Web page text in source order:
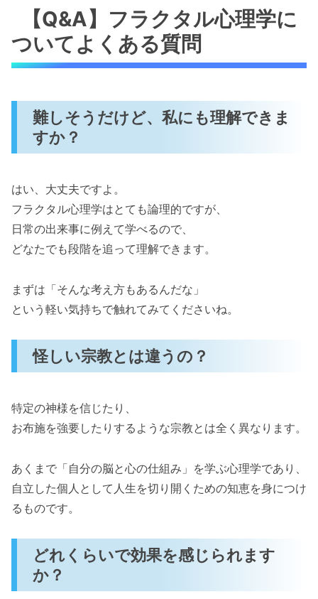
【Q&A】フラクタル心理学に
ついてよくある質問
難しそうだけど、私にも理解できま
すか？
はい、大丈夫ですよ。
フラクタル心理学はとても論理的ですが、
日常の出来事に例えて学べるので、
どなたでも段階を追って理解できます。
まずは「そんな考え方もあるんだな」
という軽い気持ちで触れてみてくださいね。
怪しい宗教とは違うの？
特定の神様を信じたり、
お布施を強要したりするような宗教とは全く異なります。
あくまで「自分の脳と心の仕組み」を学ぶ心理学であり、
自立した個人として人生を切り開くための知恵を身につけ
るものです。
どれくらいで効果を感じられます
か？